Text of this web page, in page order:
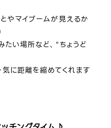
やマイブームが見えるか
たい場所など、“ちょうど
に距離を縮めてくれます